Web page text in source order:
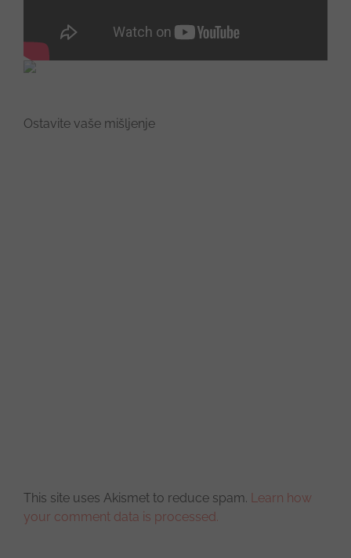
About the Author:Ivana
Ostavite vaše mišljenje
This site uses Akismet to reduce spam. Learn how
your comment data is processed.